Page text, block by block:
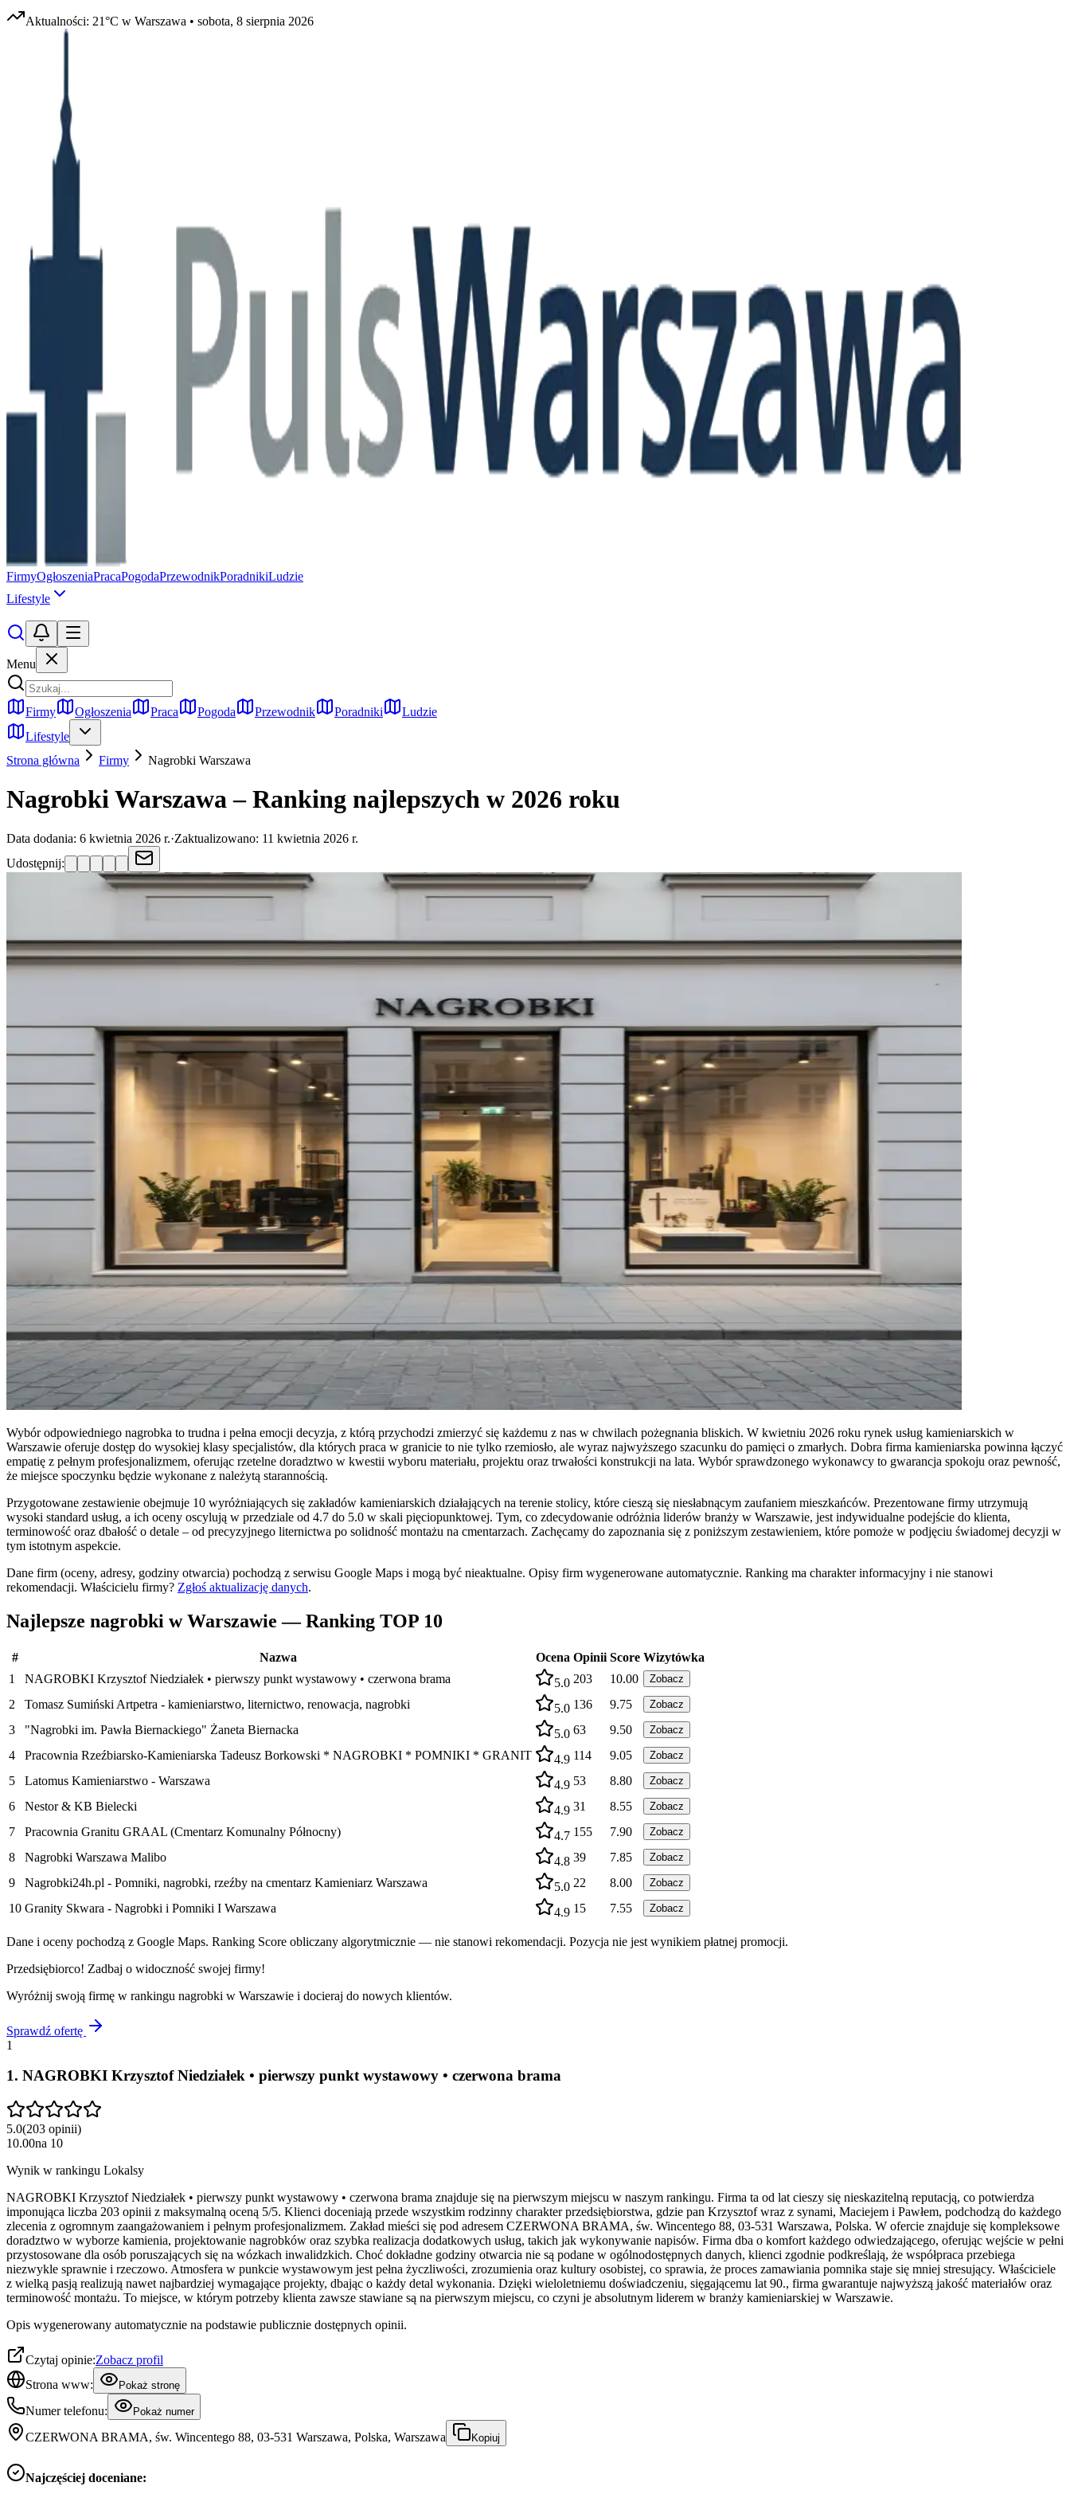
Aktualności: 21°C w Warszawa • sobota, 8 sierpnia 2026
FirmyOgłoszeniaPracaPogodaPrzewodnikPoradnikiLudzie
Lifestyle
Menu
Firmy Ogłoszenia Praca Pogoda Przewodnik Poradniki
Ludzie
Lifestyle
Strona główna
Firmy Nagrobki Warszawa
Nagrobki Warszawa – Ranking najlepszych w 2026 roku
Data dodania: 6 kwietnia 2026 r.·Zaktualizowano: 11 kwietnia 2026 r.
Udostępnij:
Wybór odpowiedniego nagrobka to trudna i pełna emocji decyzja, z którą przychodzi zmierzyć się każdemu z nas w chwilach pożegnania bliskich. W kwietniu 2026 roku rynek usług kamieniarskich w
Warszawie oferuje dostęp do wysokiej klasy specjalistów, dla których praca w granicie to nie tylko rzemiosło, ale wyraz najwyższego szacunku do pamięci o zmarłych. Dobra firma kamieniarska powinna łączyć
empatię z pełnym profesjonalizmem, oferując rzetelne doradztwo w kwestii wyboru materiału, projektu oraz trwałości konstrukcji na lata. Wybór sprawdzonego wykonawcy to gwarancja spokoju oraz pewność,
że miejsce spoczynku będzie wykonane z należytą starannością.
Przygotowane zestawienie obejmuje 10 wyróżniających się zakładów kamieniarskich działających na terenie stolicy, które cieszą się niesłabnącym zaufaniem mieszkańców. Prezentowane firmy utrzymują
wysoki standard usług, a ich oceny oscylują w przedziale od 4.7 do 5.0 w skali pięciopunktowej. Tym, co zdecydowanie odróżnia liderów branży w Warszawie, jest indywidualne podejście do klienta,
terminowość oraz dbałość o detale – od precyzyjnego liternictwa po solidność montażu na cmentarzach. Zachęcamy do zapoznania się z poniższym zestawieniem, które pomoże w podjęciu świadomej decyzji w
tym istotnym aspekcie.
Dane firm (oceny, adresy, godziny otwarcia) pochodzą z serwisu Google Maps i mogą być nieaktualne. Opisy firm wygenerowane automatycznie. Ranking ma charakter informacyjny i nie stanowi
rekomendacji. Właścicielu firmy? Zgłoś aktualizację danych.
Najlepsze nagrobki w Warszawie — Ranking TOP 10
# Nazwa Ocena Opinii Score Wizytówka
1
NAGROBKI Krzysztof Niedziałek • pierwszy punkt wystawowy • czerwona brama 5.0 203 10.00 Zobacz
2 Tomasz Sumiński Artpetra - kamieniarstwo, liternictwo, renowacja, nagrobki 5.0 136 9.75 Zobacz
3 "Nagrobki im. Pawła Biernackiego" Żaneta Biernacka 5.0 63 9.50 Zobacz
4 Pracownia Rzeźbiarsko-Kamieniarska Tadeusz Borkowski * NAGROBKI * POMNIKI * GRANIT 4.9 114 9.05 Zobacz
5 Latomus Kamieniarstwo - Warszawa 4.9 53 8.80 Zobacz
6 Nestor & KB Bielecki 4.9 31 8.55 Zobacz
7 Pracownia Granitu GRAAL (Cmentarz Komunalny Północny) 4.7 155 7.90 Zobacz
8 Nagrobki Warszawa Malibo 4.8 39 7.85 Zobacz
9 Nagrobki24h.pl - Pomniki, nagrobki, rzeźby na cmentarz Kamieniarz Warszawa 5.0 22 8.00 Zobacz
10 Granity Skwara - Nagrobki i Pomniki I Warszawa 4.9 15 7.55 Zobacz
Dane i oceny pochodzą z Google Maps. Ranking Score obliczany algorytmicznie — nie stanowi rekomendacji. Pozycja nie jest wynikiem płatnej promocji.
Przedsiębiorco! Zadbaj o widoczność swojej firmy!
Wyróżnij swoją firmę w rankingu nagrobki w Warszawie i docieraj do nowych klientów.
Sprawdź ofertę
1
1. NAGROBKI Krzysztof Niedziałek • pierwszy punkt wystawowy • czerwona brama
5.0(203 opinii)
10.00na 10
Wynik w rankingu Lokalsy
NAGROBKI Krzysztof Niedziałek • pierwszy punkt wystawowy • czerwona brama znajduje się na pierwszym miejscu w naszym rankingu. Firma ta od lat cieszy się nieskazitelną reputacją, co potwierdza
imponująca liczba 203 opinii z maksymalną oceną 5/5. Klienci doceniają przede wszystkim rodzinny charakter przedsiębiorstwa, gdzie pan Krzysztof wraz z synami, Maciejem i Pawłem, podchodzą do każdego
zlecenia z ogromnym zaangażowaniem i pełnym profesjonalizmem. Zakład mieści się pod adresem CZERWONA BRAMA, św. Wincentego 88, 03-531 Warszawa, Polska. W ofercie znajduje się kompleksowe
doradztwo w wyborze kamienia, projektowanie nagrobków oraz szybka realizacja dodatkowych usług, takich jak wykonywanie napisów. Firma dba o komfort każdego odwiedzającego, oferując wejście w pełni
przystosowane dla osób poruszających się na wózkach inwalidzkich. Choć dokładne godziny otwarcia nie są podane w ogólnodostępnych danych, klienci zgodnie podkreślają, że współpraca przebiega
niezwykle sprawnie i rzeczowo. Atmosfera w punkcie wystawowym jest pełna życzliwości, zrozumienia oraz kultury osobistej, co sprawia, że proces zamawiania pomnika staje się mniej stresujący. Właściciele
z wielką pasją realizują nawet najbardziej wymagające projekty, dbając o każdy detal wykonania. Dzięki wieloletniemu doświadczeniu, sięgającemu lat 90., firma gwarantuje najwyższą jakość materiałów oraz
terminowość montażu. To miejsce, w którym potrzeby klienta zawsze stawiane są na pierwszym miejscu, co czyni je absolutnym liderem w branży kamieniarskiej w Warszawie.
Opis wygenerowany automatycznie na podstawie publicznie dostępnych opinii.
Czytaj opinie:Zobacz profil
Strona www:
Pokaż stronę
Numer telefonu: Pokaż numer
CZERWONA BRAMA, św. Wincentego 88, 03-531 Warszawa, Polska, Warszawa Kopiuj
Najczęściej doceniane: